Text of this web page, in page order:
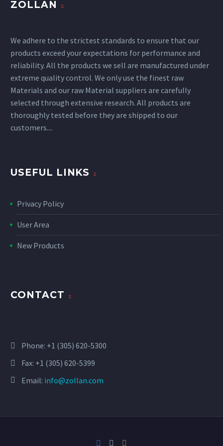
ZOLLAN
We adhere to the strictest standards to ensure that our
products exceed your expectations for performance and
reliability. All the products we sell are manufactured under
extreme quality control. We only use the finest raw
Materials and our raw Material suppliers are carefully
selected through extensive research. All products are
thoroughly tested before they are shipped to our
customers....
USEFUL LINKS
Privacy Policy
User Area
New Products
CONTACT
Phone: +1 (305) 620-5300
Fax: +1 (305) 620-5399
Email: info@zollan.com